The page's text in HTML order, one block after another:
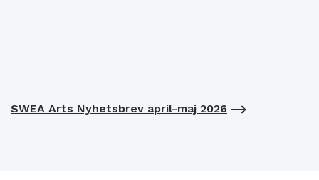
SWEA Arts Nyhetsbrev april-maj 2026